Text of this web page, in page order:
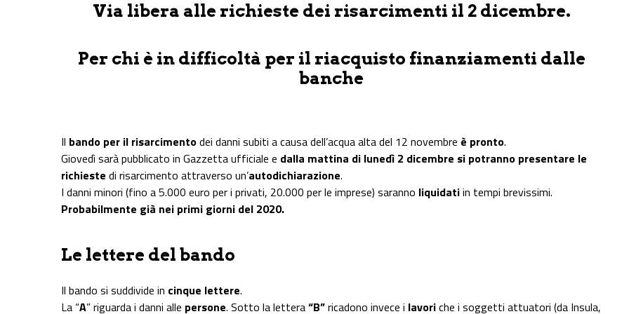
Via libera alle richieste dei risarcimenti il 2 dicembre.
Per chi è in difficoltà per il riacquisto finanziamenti dalle
banche
Il bando per il risarcimentodei danni subiti a causa dell’acqua alta del 12 novembre è pronto.
Giovedì sarà pubblicato in Gazzetta ufficiale e dalla mattina di lunedì 2 dicembre si potranno presentare le
richieste di risarcimento attraverso un’autodichiarazione.
I danni minori (fino a 5.000 euro per i privati, 20.000 per le imprese) saranno liquidatiin tempi brevissimi.
Probabilmente già nei primi giorni del 2020.
Le lettere del bando
Il bando si suddivide in cinque lettere.
La “A” riguarda i danni alle persone. Sotto la lettera“B”ricadono invece i lavoriche i soggetti attuatori (da Insula,